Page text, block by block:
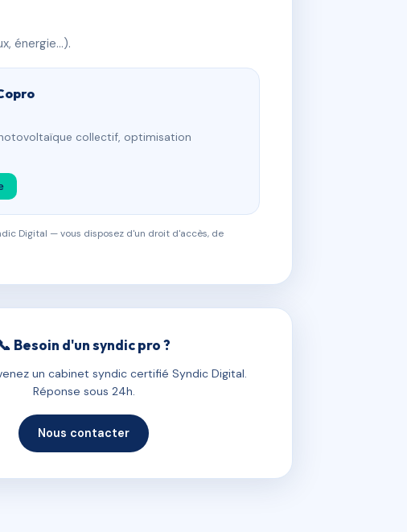
énergie…).
collectif, optimisation
Digital — vous disposez d'un droit d'accès, de
Besoin d'un syndic pro ?
un cabinet syndic certifié Syndic Digital.
Réponse sous 24h.
Nous contacter